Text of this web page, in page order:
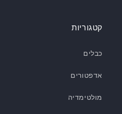
קטגוריות
כבלים
אדפטורים
מולטימדיה